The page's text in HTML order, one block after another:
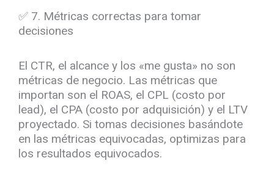
✅ 7. Métricas correctas para tomar
decisiones
El CTR, el alcance y los «me gusta» no son
métricas de negocio. Las métricas que
importan son el ROAS, el CPL (costo por
lead), el CPA (costo por adquisición) y el LTV
proyectado. Si tomas decisiones basándote
en las métricas equivocadas, optimizas para
los resultados equivocados.